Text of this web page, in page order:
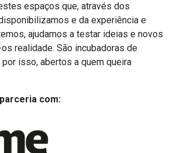
espaços que, através dos
e da experiência e
ajudamos a testar ideias e novos
realidade. São incubadoras de
isso, abertos a quem queira
com: